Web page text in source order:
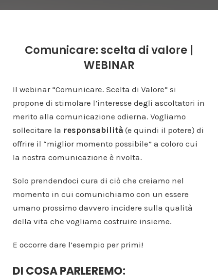
Comunicare: scelta di valore |
WEBINAR
Il webinar “Comunicare. Scelta di Valore” si
propone di stimolare l’interesse degli ascoltatori in
merito alla comunicazione odierna. Vogliamo
sollecitare la responsabilità (e quindi il potere) di
offrire il “miglior momento possibile” a coloro cui
la nostra comunicazione è rivolta.
Solo prendendoci cura di ciò che creiamo nel
momento in cui comunichiamo con un essere
umano prossimo davvero incidere sulla qualità
della vita che vogliamo costruire insieme.
E occorre dare l’esempio per primi!
DI COSA PARLEREMO: